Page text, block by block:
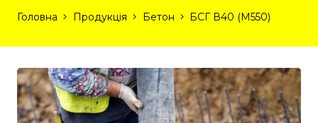
Головна Продукція Бетон БСГ В40 (М550)